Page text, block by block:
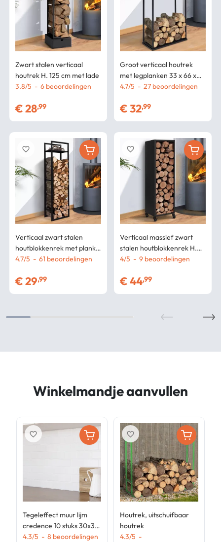
Zwart stalen verticaal
houtrek H. 125 cm met lade
3.8/5 - 6 beoordelingen
€28,99
Verticaal zwart stalen
houtblokkenrek met plank
H.170 CM voor open
4.7/5 - 61 beoordelingen
€29,99
favorite_border
Groot verticaal houtrek
met legplanken 33 x 66 x
112 cm voor open haarden
4.7/5 - 27 beoordelingen
€32,99
Verticaal massief zwart
stalen houtblokkenrek H.
119 CM voor schouwen met
4/5 - 9 beoordelingen
€44,99
favorite_border
Winkelmandje aanvullen
Tegeleffect muur lijm
credence 10 stuks 30x30
cm
4.3/5 - 8 beoordelingen
favorite_border
Houtrek, uitschuifbaar
houtrek
4.3/5 -
favorite_border